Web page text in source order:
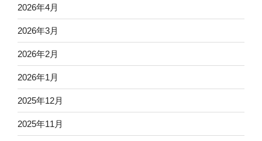
2026年4月
2026年3月
2026年2月
2026年1月
2025年12月
2025年11月